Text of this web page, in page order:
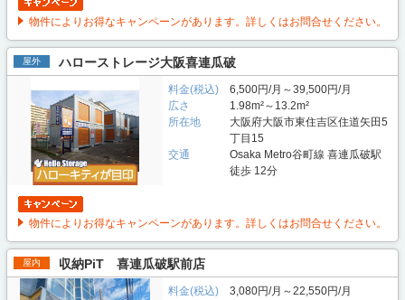
物件によりお得なキャンペーンがあります。詳しくはお問合せください。
屋外 ハローストレージ大阪喜連瓜破
料金(税込)
6,500円/月～39,500円/月
広さ
1.98m²～13.2m²
所在地
大阪府大阪市東住吉区住道矢田5
丁目15
交通
Osaka Metro谷町線 喜連瓜破駅
徒歩 12分
物件によりお得なキャンペーンがあります。詳しくはお問合せください。
屋内 収納PiT 喜連瓜破駅前店
料金(税込)
3,080円/月～22,550円/月